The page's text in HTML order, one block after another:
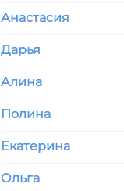
Анастасия
Дарья
Алина
Полина
Екатерина
Ольга